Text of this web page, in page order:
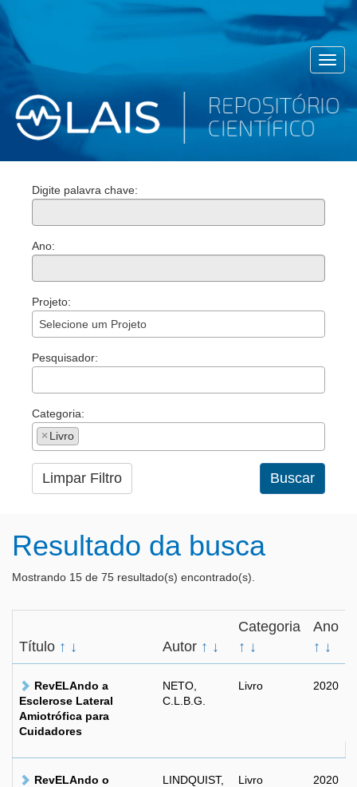
Digite palavra chave:
Ano:
Projeto:
Selecione um Projeto
Pesquisador:
Categoria:
× Livro
Limpar Filtro Buscar
Resultado da busca
Mostrando 15 de 75 resultado(s) encontrado(s).
Título ↑ ↓ Autor ↑ ↓
Categoria
↑ ↓
Ano
↑ ↓
RevELAndo a
Esclerose Lateral
Amiotrófica para
Cuidadores
NETO,
C.L.B.G.
Livro 2020
RevELAndo o
LINDQUIST,
Livro 2020